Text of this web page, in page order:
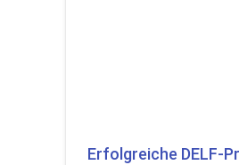
Erfolgreiche DELF-